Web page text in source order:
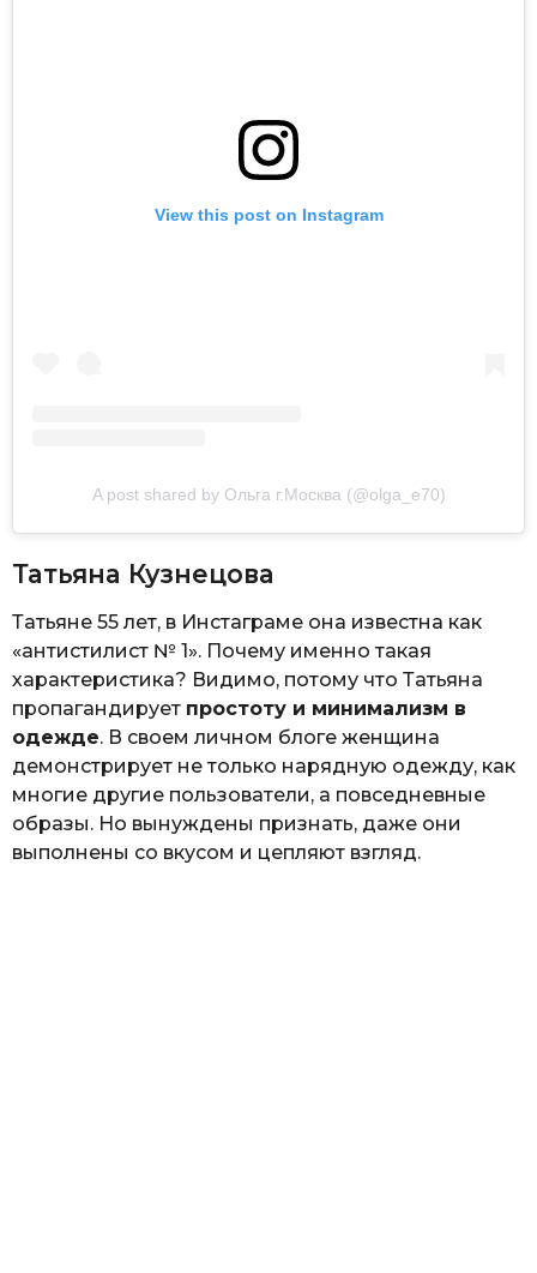
View this post on Instagram
A post shared by Ольга г.Москва (@olga_e70)
Татьяна Кузнецова
Татьяне 55 лет, в Инстаграме она известна как
«антистилист № 1». Почему именно такая
характеристика? Видимо, потому что Татьяна
пропагандирует простоту и минимализм в
одежде. В своем личном блоге женщина
демонстрирует не только нарядную одежду, как
многие другие пользователи, а повседневные
образы. Но вынуждены признать, даже они
выполнены со вкусом и цепляют взгляд.